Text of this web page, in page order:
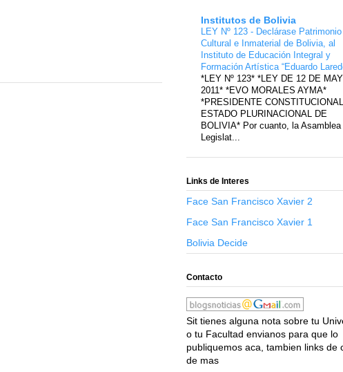
Institutos de Bolivia
LEY Nº 123 - Declárase Patrimonio
Cultural e Inmaterial de Bolivia, al
Instituto de Educación Integral y
Formación Artística “Eduardo
*LEY Nº 123* *LEY DE 12 DE
2011* *EVO MORALES AYMA*
*PRESIDENTE
ESTADO PLURINACIONAL DE
BOLIVIA* Por cuanto, la Asamblea
Legislat...
Links de Interes
Face San Francisco Xavier 2
Face San Francisco Xavier 1
Bolivia Decide
Contacto
Sit tienes alguna nota sobre tu
o tu Facultad envianos para que lo
publiquemos aca, tambien links de
de mas